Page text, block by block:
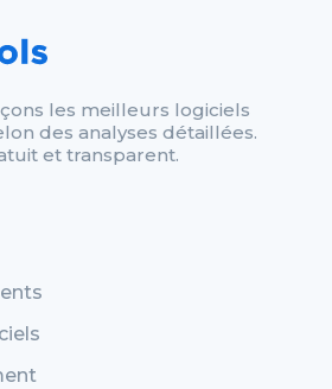
les meilleurs logiciels
des analyses détaillées.
et transparent.